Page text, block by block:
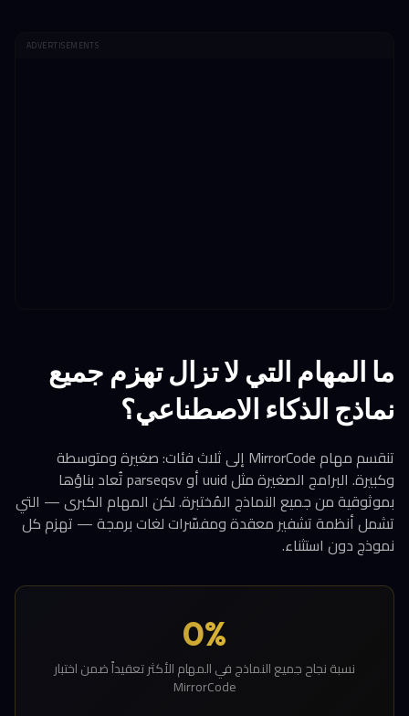
ADVERTISEMENTS
ما المهام التي لا تزال تهزم جميع
نماذج الذكاء الاصطناعي؟
تنقسم مهام MirrorCode إلى ثلاث فئات: صغيرة ومتوسطة
وكبيرة. البرامج الصغيرة مثل uuid أو parseqsv تُعاد بناؤها
بموثوقية من جميع النماذج المُختبرة. لكن المهام الكبرى — التي
تشمل أنظمة تشفير معقدة ومفسّرات لغات برمجة — تهزم كل
نموذج دون استثناء.
0%
نسبة نجاح جميع النماذج في المهام الأكثر تعقيداً ضمن اختبار
MirrorCode